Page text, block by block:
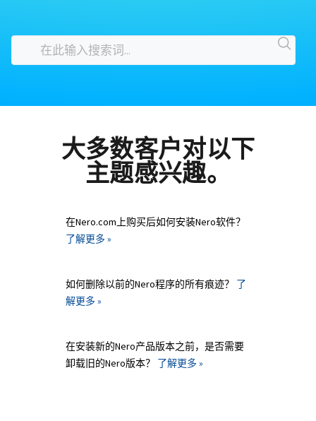
大多数客户对以下
主题感兴趣。
在Nero.com上购买后如何安装Nero软件？
了解更多 »
如何删除以前的Nero程序的所有痕迹？
了
解更多 »
在安装新的Nero产品版本之前，是否需要
卸载旧的Nero版本？
了解更多 »